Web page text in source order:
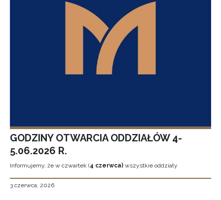
GODZINY OTWARCIA ODDZIAŁÓW 4-
5.06.2026 R.
Informujemy, że w czwartek (4 czerwca) wszystkie oddziały
3 czerwca, 2026